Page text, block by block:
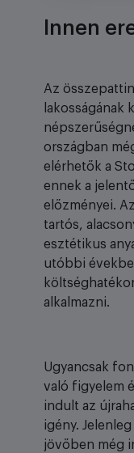
Innen
Az
lakosságának
országban
elérhetők a
ennek a
előzményei.
tartós,
esztétikus
utóbbi
alkalmazni.
Ugyancsak
való figyelem
indult az
igény.
jövőben még